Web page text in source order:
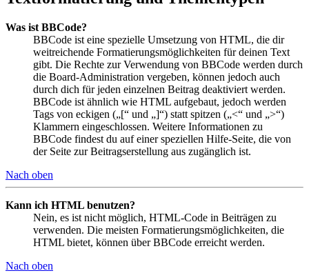
Was ist BBCode?
BBCode ist eine spezielle Umsetzung von HTML, die dir
weitreichende Formatierungsmöglichkeiten für deinen Text
gibt. Die Rechte zur Verwendung von BBCode werden durch
die Board-Administration vergeben, können jedoch auch
durch dich für jeden einzelnen Beitrag deaktiviert werden.
BBCode ist ähnlich wie HTML aufgebaut, jedoch werden
Tags von eckigen („[“ und „]“) statt spitzen („<“ und „>“)
Klammern eingeschlossen. Weitere Informationen zu
BBCode findest du auf einer speziellen Hilfe-Seite, die von
der Seite zur Beitragserstellung aus zugänglich ist.
Nach oben
Kann ich HTML benutzen?
Nein, es ist nicht möglich, HTML-Code in Beiträgen zu
verwenden. Die meisten Formatierungsmöglichkeiten, die
HTML bietet, können über BBCode erreicht werden.
Nach oben